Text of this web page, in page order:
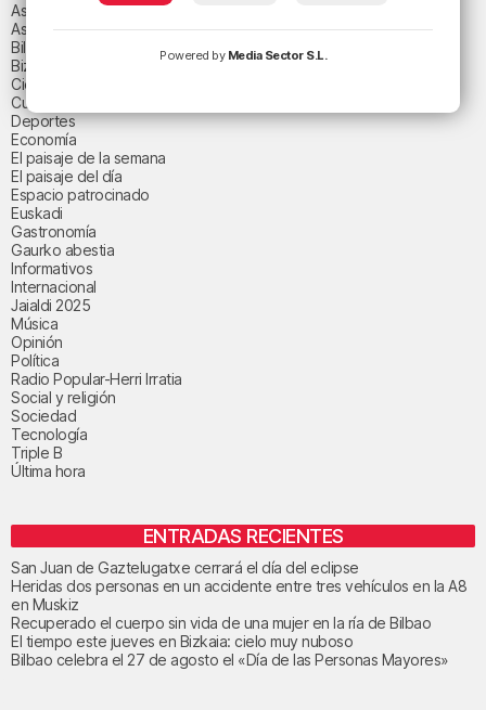
Asteburuko Planak
Asteko abestia
Bilbao
Bizkaia
Ciencia y salud
Cultura
Deportes
Economía
El paisaje de la semana
El paisaje del día
Espacio patrocinado
Euskadi
Gastronomía
Gaurko abestia
Informativos
Internacional
Jaialdi 2025
Música
Opinión
Política
Radio Popular-Herri Irratia
Social y religión
Sociedad
Tecnología
Triple B
Última hora
ENTRADAS RECIENTES
San Juan de Gaztelugatxe cerrará el día del eclipse
Heridas dos personas en un accidente entre tres vehículos en la A8
en Muskiz
Recuperado el cuerpo sin vida de una mujer en la ría de Bilbao
El tiempo este jueves en Bizkaia: cielo muy nuboso
Bilbao celebra el 27 de agosto el «Día de las Personas Mayores»
Powered by Media Sector S.L.